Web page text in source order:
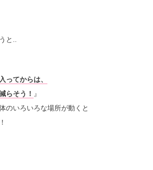
と..
ってからは、
らそう！ 』
のいろいろな場所が動くと